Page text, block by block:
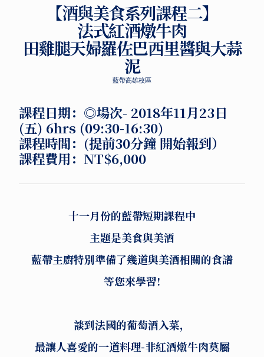
【酒與美食系列課程二】
法式紅酒燉牛肉
田雞腿天婦羅佐巴西里醬與大蒜
泥
藍帶高雄校區
課程日期： ◎場次- 2018年11月23日
(五) 6hrs (09:30-16:30)
課程時間： (提前30分鐘 開始報到）
課程費用： NT$6,000
十一月份的藍帶短期課程中
主題是美食與美酒
藍帶主廚特別準備了幾道與美酒相關的食譜
等您來學習!
談到法國的葡萄酒入菜，
最讓人喜愛的一道料理-非紅酒燉牛肉莫屬